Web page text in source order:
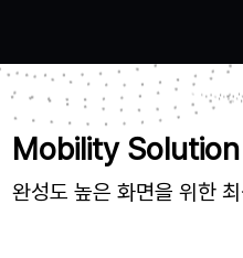
Mobility Solution
완성도 높은 화면을 위한